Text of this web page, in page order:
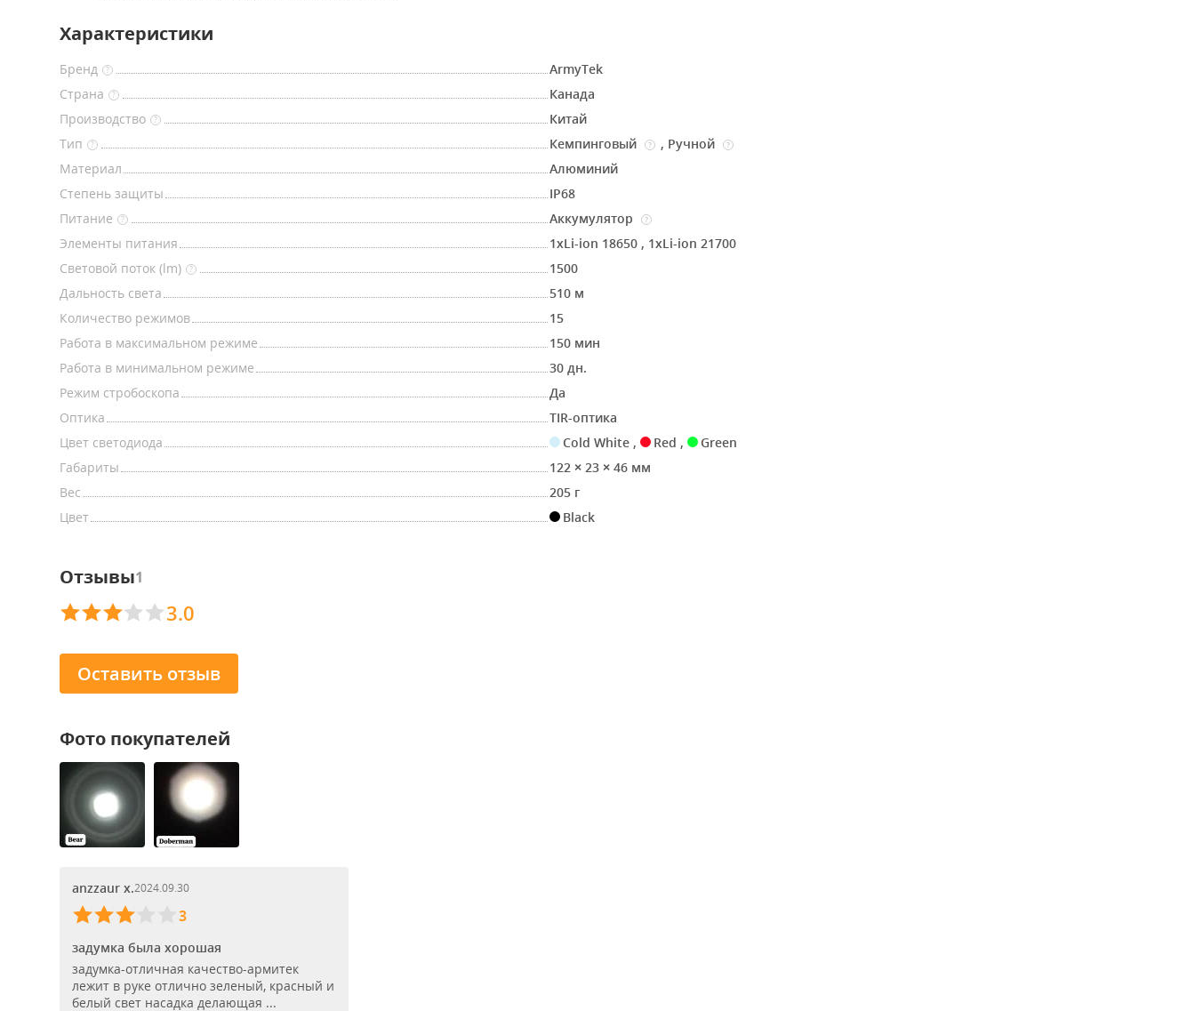
Характеристики
Бренд ?
ArmyTek
Страна
?
Канада
Производство
?
Китай
Тип
? Кемпинговый ? , Ручной ?
Материал
Алюминий
Степень защиты
IP68
Питание
? Аккумулятор ?
Элементы питания 1xLi-ion 18650 , 1хLi-ion 21700
Световой поток (lm)
?
1500
Дальность света
510 м
Количество режимов
15
Работа в максимальном режиме
150 мин
Работа в минимальном режиме
30 дн.
Режим стробоскопа
Да
Оптика
TIR-оптика
Цвет светодиода
Cold White , Red ,
Green
Габариты
122 × 23 × 46 мм
Вес
205 г
Цвет
Black
Отзывы1
3.0
Оставить отзыв
Фото покупателей
anzzaur x.2024.09.30
3
задумка была хорошая
задумка-отличная качество-армитек
лежит в руке отлично зеленый, красный и
белый свет насадка делающая ...